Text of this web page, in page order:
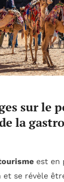
sur le
la
est en
se révèle